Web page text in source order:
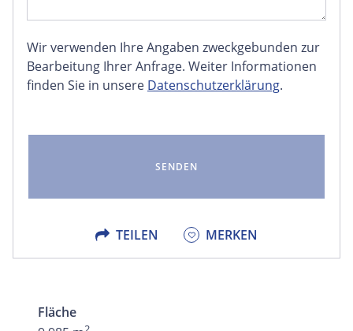
Wir verwenden Ihre Angaben zweckgebunden zur
Bearbeitung Ihrer Anfrage. Weiter Informationen
finden Sie in unsere Datenschutzerklärung.
TEILEN
FACEBOOK
X
MERKEN
Fläche